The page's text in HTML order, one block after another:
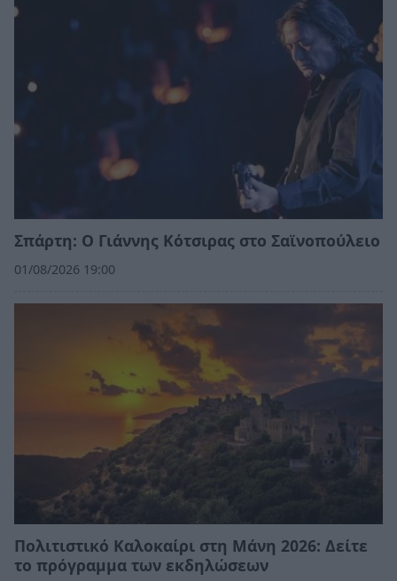
Σπάρτη: Ο Γιάννης Κότσιρας στο Σαϊνοπούλειο
01/08/2026 19:00
Πολιτιστικό Καλοκαίρι στη Μάνη 2026: Δείτε
το πρόγραμμα των εκδηλώσεων